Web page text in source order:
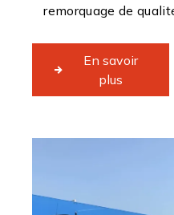
remorquage de
En savoir
plus